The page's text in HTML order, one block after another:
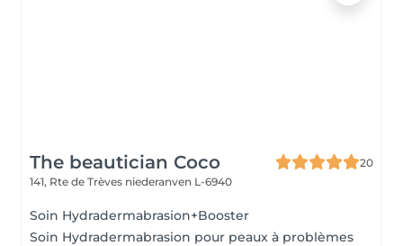
The beautician Coco
20
141, Rte de Trèves niederanven L-6940
Soin Hydradermabrasion+Booster
Soin Hydradermabrasion pour peaux à problèmes